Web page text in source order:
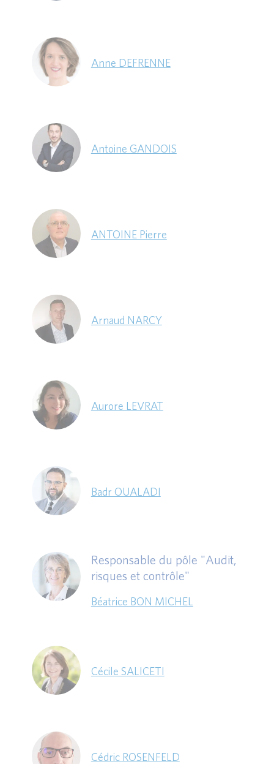
Anne DEFRENNE
Antoine GANDOIS
ANTOINE Pierre
Arnaud NARCY
Aurore LEVRAT
Badr OUALADI
Responsable du pôle "Audit,
risques et contrôle"
Béatrice BON MICHEL
Cécile SALICETI
Cédric ROSENFELD